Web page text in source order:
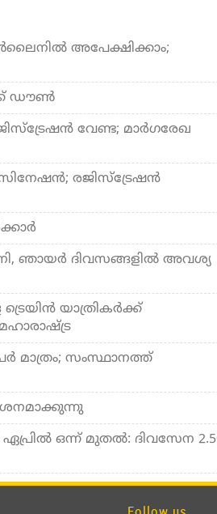
അപേക്ഷിക്കാം;
ഡൗണ്‍
വേണ്ട; മാര്‍ഗരേഖ
രജിസ്ട്രേഷന്‍
ഞായര്‍ ദിവസങ്ങളില്‍ അവശ്യ
യാത്രികര്‍ക്ക്
മാത്രം; സംസ്ഥാനത്ത്
ഒന്ന് മുതല്‍: ദിവസേന